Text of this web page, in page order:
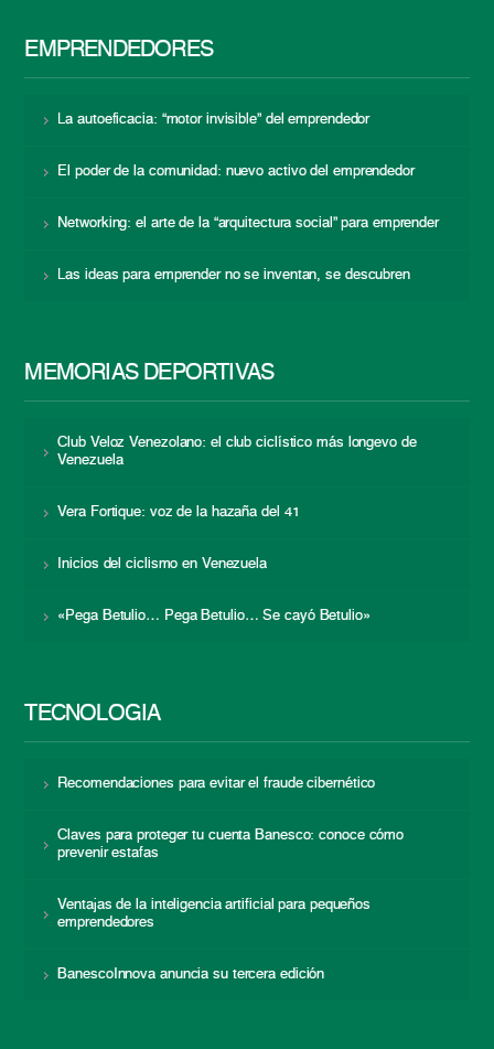
EMPRENDEDORES
La autoeficacia: “motor invisible” del emprendedor
El poder de la comunidad: nuevo activo del emprendedor
Networking: el arte de la “arquitectura social” para emprender
Las ideas para emprender no se inventan, se descubren
MEMORIAS DEPORTIVAS
Club Veloz Venezolano: el club ciclístico más longevo de
Venezuela
Vera Fortique: voz de la hazaña del 41
Inicios del ciclismo en Venezuela
«Pega Betulio… Pega Betulio… Se cayó Betulio»
TECNOLOGÍA
Recomendaciones para evitar el fraude cibernético
Claves para proteger tu cuenta Banesco: conoce cómo
prevenir estafas
Ventajas de la inteligencia artificial para pequeños
emprendedores
BanescoInnova anuncia su tercera edición